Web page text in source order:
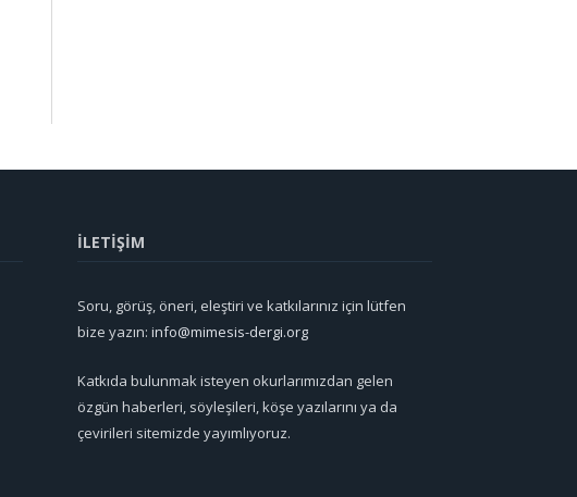
İLETİŞİM
Soru, görüş, öneri, eleştiri ve katkılarınız için lütfen
bize yazın: info@mimesis-dergi.org
Katkıda bulunmak isteyen okurlarımızdan gelen
özgün haberleri, söyleşileri, köşe yazılarını ya da
çevirileri sitemizde yayımlıyoruz.